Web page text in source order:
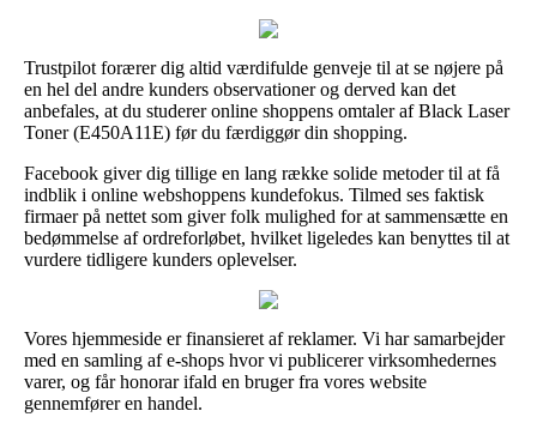
Trustpilot forærer dig altid værdifulde genveje til at se nøjere på
en hel del andre kunders observationer og derved kan det
anbefales, at du studerer online shoppens omtaler af Black Laser
Toner (E450A11E) før du færdiggør din shopping.
Facebook giver dig tillige en lang række solide metoder til at få
indblik i online webshoppens kundefokus. Tilmed ses faktisk
firmaer på nettet som giver folk mulighed for at sammensætte en
bedømmelse af ordreforløbet, hvilket ligeledes kan benyttes til at
vurdere tidligere kunders oplevelser.
Vores hjemmeside er finansieret af reklamer. Vi har samarbejder
med en samling af e-shops hvor vi publicerer virksomhedernes
varer, og får honorar ifald en bruger fra vores website
gennemfører en handel.